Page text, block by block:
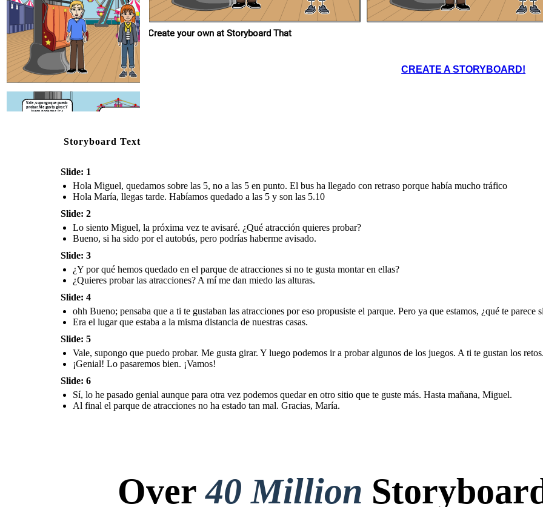
Create your own at Storyboard That
Vale, supongo que puedo
probar. Me gusta girar. Y
luego podemos ir a
atracciones no ha estado
podemos quedar en otro
sitio que te guste más.
Hasta mañana, Miguel.
Create your own at Storyboard That
CREATE A STORYBOARD!
Storyboard Text
Slide: 1
Hola Miguel, quedamos sobre las 5, no a las 5 en punto. El bus ha llegado con retraso porque había mucho tráfico
Hola María, llegas tarde. Habíamos quedado a las 5 y son las 5.10
Slide: 2
Lo siento Miguel, la próxima vez te avisaré. ¿Qué atracción quieres probar?
Bueno, si ha sido por el autobús, pero podrías haberme avisado.
Slide: 3
¿Y por qué hemos quedado en el parque de atracciones si no te gusta montar en ellas?
¿Quieres probar las atracciones? A mí me dan miedo las alturas.
Slide: 4
ohh Bueno; pensaba que a ti te gustaban las atracciones por eso propusiste el parque. Pero ya que estamos, ¿qué te
Era el lugar que estaba a la misma distancia de nuestras casas.
Slide: 5
Vale, supongo que puedo probar. Me gusta girar. Y luego podemos ir a probar algunos de los juegos. A ti te gustan los
¡Genial! Lo pasaremos bien. ¡Vamos!
Slide: 6
Sí, lo he pasado genial aunque para otra vez podemos quedar en otro sitio que te guste más. Hasta mañana, Miguel.
Al final el parque de atracciones no ha estado tan mal. Gracias, María.
Over40 Million